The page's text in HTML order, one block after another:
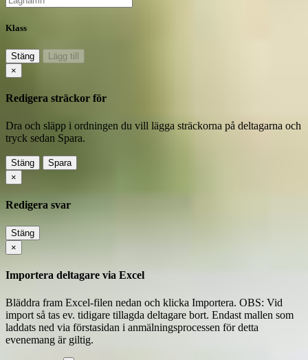
Klass
Stäng
Lägg till
×
Redigera sträckor för
Dra och släpp i ordningen du vill lägga sträckorna på deltagarna och
tryck sedan Spara.
Stäng
Spara
×
Redigera svar
Stäng
×
Importera deltagare via Excel
Bläddra fram Excel-filen nedan och klicka Importera. OBS: Vid
import så tas ev. tidigare tillagda deltagare bort. Endast mallen som
laddats ned via förstasidan i anmälningsprocessen för detta
evenemang är giltig.